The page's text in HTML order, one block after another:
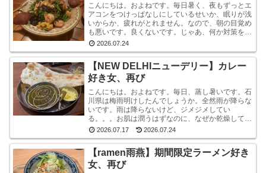
こんにちは。およねです。毎日暑く、夜もずっとエ
アコンをつけっぱなしにしているせいか、眠りが浅
いからか、疲れがとれません。なので、朝の目覚め
も悪いです。良くないです。じゃあ、何か対策をし
ているかと言われれば、何もしていません。いや、
ストレッチ...
2026.07.24
【NEW DELHIニューデリー】カレー
好き女、再び
こんにちは。およねです。毎日、蒸し暑いです。石
川県は梅雨明けしたんでしょうか。全然雨が降らな
いです。雨は降らないけど、ジメジメしてい
る。。。お肌は潤うはずなのに、なぜか乾燥してい
ます。しかも、おでこと片方のこめかみだけ。年
齢？ストレス？？結...
2026.07.17 2026.07.24
【ramen雨燕】期間限定ラーメン好き
女、再び